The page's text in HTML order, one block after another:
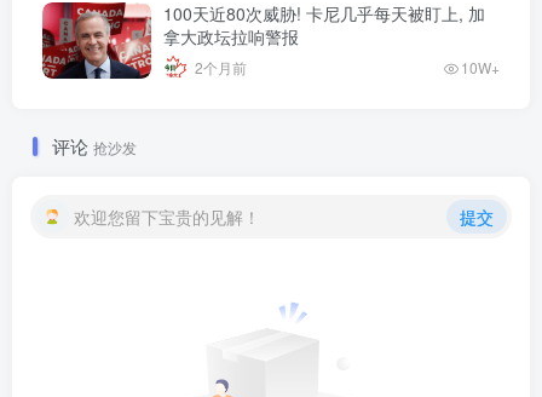
100天近80次威胁! 卡尼几乎每天被盯上, 加
拿大政坛拉响警报
2个月前 10W+
评论 抢沙发
欢迎您留下宝贵的见解！ 提交